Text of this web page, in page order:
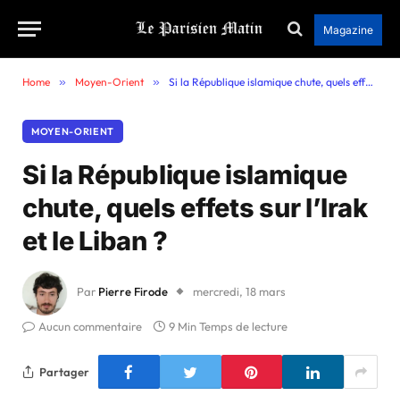
Magazine
Home » Moyen-Orient » Si la République islamique chute, quels effets sur l’Irak et le Liban ?
MOYEN-ORIENT
Si la République islamique
chute, quels effets sur l’Irak
et le Liban ?
Par Pierre Firode mercredi, 18 mars
Aucun commentaire 9 Min Temps de lecture
Partager